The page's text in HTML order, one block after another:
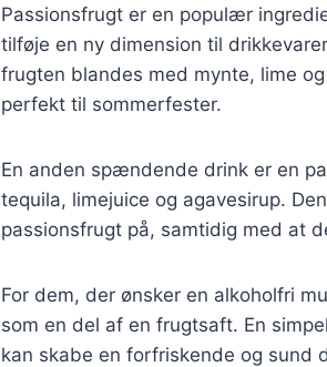
Passionsfrugt er en populær
tilføje en ny dimension til
frugten blandes med mynte, lime
perfekt til sommerfester.
En anden spændende drink er en
tequila, limejuice og agavesirup.
passionsfrugt på, samtidig med at
For dem, der ønsker en alkoholfri
som en del af en frugtsaft. En
kan skabe en forfriskende og sund